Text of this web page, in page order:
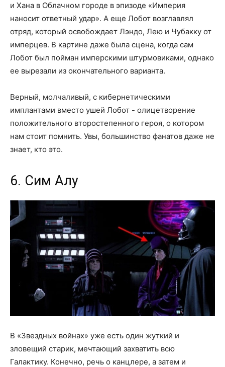
и Хана в Облачном городе в эпизоде «Империя
наносит ответный удар». А еще Лобот возглавлял
отряд, который освобождает Лэндо, Лею и Чубакку от
имперцев. В картине даже была сцена, когда сам
Лобот был пойман имперскими штурмовиками, однако
ее вырезали из окончательного варианта.
Верный, молчаливый, с кибернетическими
имплантами вместо ушей Лобот - олицетворение
положительного второстепенного героя, о котором
нам стоит помнить. Увы, большинство фанатов даже не
знает, кто это.
6. Сим Алу
В «Звездных войнах» уже есть один жуткий и
зловещий старик, мечтающий захватить всю
Галактику. Конечно, речь о канцлере, а затем и